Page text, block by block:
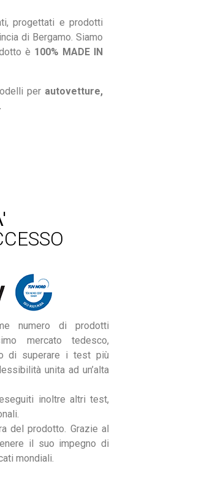
progettati e prodotti
di Bergamo. Siamo
è 100% MADE IN
per autovetture,
numero di prodotti
mercato tedesco,
di superare i test più
unita ad un’alta
inoltre altri test,
del prodotto. Grazie al
il suo impegno di
mondiali.